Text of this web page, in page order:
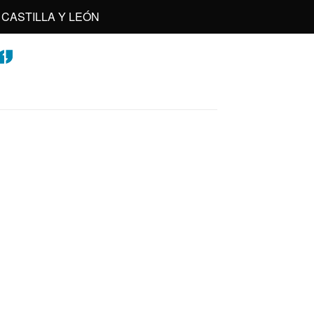
CASTILLA Y LEÓN